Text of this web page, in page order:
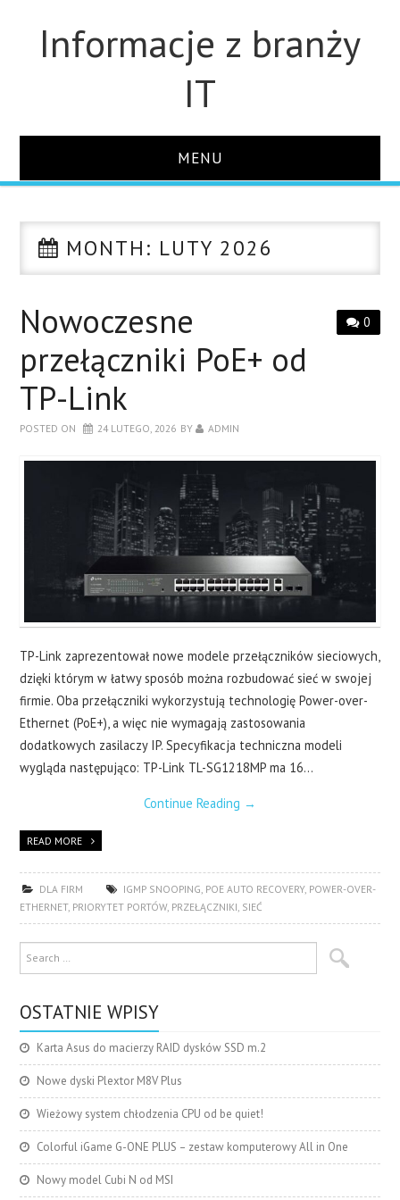
Informacje z branży
IT
MENU
DLA FIRM
MONITORY
LAPTOPY
KONTAKT
MONTH: LUTY 2026
0
Nowoczesne
przełączniki PoE+ od
TP-Link
POSTED ON 24 LUTEGO, 2026 BY ADMIN
TP-Link zaprezentował nowe modele przełączników sieciowych,
dzięki którym w łatwy sposób można rozbudować sieć w swojej
firmie. Oba przełączniki wykorzystują technologię Power-over-
Ethernet (PoE+), a więc nie wymagają zastosowania
dodatkowych zasilaczy IP. Specyfikacja techniczna modeli
wygląda następująco: TP-Link TL-SG1218MP ma 16…
Continue Reading →
READ MORE
DLA FIRM IGMP SNOOPING, POE AUTO RECOVERY, POWER-OVER-
ETHERNET, PRIORYTET PORTÓW, PRZEŁĄCZNIKI, SIEĆ
OSTATNIE WPISY
Karta Asus do macierzy RAID dysków SSD m.2
Nowe dyski Plextor M8V Plus
Wieżowy system chłodzenia CPU od be quiet!
Colorful iGame G-ONE PLUS – zestaw komputerowy All in One
Nowy model Cubi N od MSI